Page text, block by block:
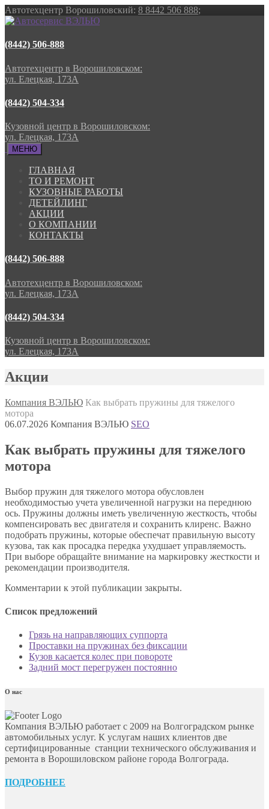
Автотехцентр Ворошиловский: 8 8442 506 888;
(8442) 506-888
Автотехцентр в Ворошиловском:
ул. Елецкая, 173А
(8442) 504-334
Кузовной центр в Ворошиловском:
ул. Елецкая, 173А
МЕНЮ
ГЛАВНАЯ
ТО И РЕМОНТ
КУЗОВНЫЕ РАБОТЫ
ДЕТЕЙЛИНГ
АКЦИИ
О КОМПАНИИ
КОНТАКТЫ
(8442) 506-888
Автотехцентр в Ворошиловском:
ул. Елецкая, 173А
(8442) 504-334
Кузовной центр в Ворошиловском:
ул. Елецкая, 173А
Акции
Компания ВЭЛЬЮ Как выбрать пружины для тяжелого
мотора
06.07.2026 Компания ВЭЛЬЮ SEO
Как выбрать пружины для тяжелого
мотора
Выбор пружин для тяжелого мотора обусловлен
необходимостью учета увеличенной нагрузки на переднюю
ось. Пружины должны иметь увеличенную жесткость, чтобы
компенсировать вес двигателя и сохранить клиренс. Важно
подобрать пружины, которые обеспечат правильную высоту
кузова, так как просадка передка ухудшает управляемость.
При выборе обращайте внимание на маркировку жесткости и
рекомендации производителя.
Комментарии к этой публикации закрыты.
Список предложений
Грязь на направляющих суппорта
Проставки на пружинах без фиксации
Кузов касается колес при повороте
Задний мост перегружен постоянно
О нас
Компания ВЭЛЬЮ работает с 2009 на Волгоградском рынке
автомобильных услуг. К услугам наших клиентов две
сертифицированные станции технического обслуживания и
ремонта в Ворошиловском районе города Волгограда.
ПОДРОБНЕЕ